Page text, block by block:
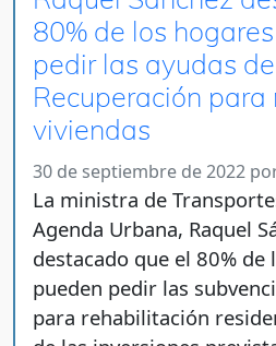
80% de los
pedir las ayudas
Recuperación
viviendas
30 de septiembre de 2022
La ministra de
Agenda Urbana, Raquel
destacado que el 80% de
pueden pedir las
para rehabilitación